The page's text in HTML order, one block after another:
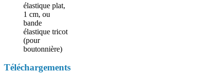
élastique plat,
1 cm, ou
bande
élastique tricot
(pour
boutonnière)
Téléchargements